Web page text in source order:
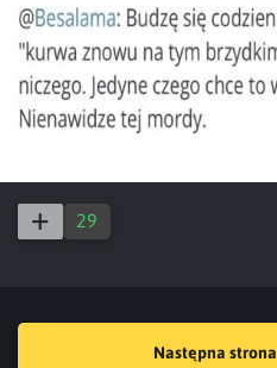
29
Następna strona